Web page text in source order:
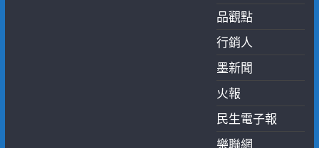
品觀點
行銷人
墨新聞
火報
民生電子報
樂聯網